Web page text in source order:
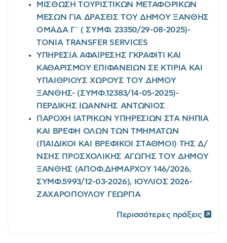
ΜΙΣΘΩΣΗ ΤΟΥΡΙΣΤΙΚΩΝ ΜΕΤΑΦΟΡΙΚΩΝ
ΜΕΣΩΝ ΓΙΑ ΔΡΑΣΕΙΣ ΤΟΥ ΔΗΜΟΥ ΞΑΝΘΗΣ
ΟΜΑΔΑ Γ΄ ( ΣΥΜΦ. 23350/29-08-2025)-
TONIA TRANSFER SERVICES
ΥΠΗΡΕΣΙΑ ΑΦΑΙΡΕΣΗΣ ΓΚΡΑΦΙΤΙ ΚΑΙ
ΚΑΘΑΡΙΣΜΟΥ ΕΠΙΦΑΝΕΙΩΝ ΣΕ ΚΤΙΡΙΑ ΚΑΙ
ΥΠΑΙΘΡΙΟΥΣ ΧΩΡΟΥΣ ΤΟΥ ΔΗΜΟΥ
ΞΑΝΘΗΣ- (ΣΥΜΦ.12383/14-05-2025)-
ΠΕΡΔΙΚΗΣ ΙΩΑΝΝΗΣ ΑΝΤΩΝΙΟΣ
ΠΑΡΟΧΗ ΙΑΤΡΙΚΩΝ ΥΠΗΡΕΣΙΩΝ ΣΤΑ ΝΗΠΙΑ
ΚΑΙ ΒΡΕΦΗ ΟΛΩΝ ΤΩΝ ΤΜΗΜΑΤΩΝ
(ΠΑΙΔΙΚΟΙ ΚΑΙ ΒΡΕΦΙΚΟΙ ΣΤΑΘΜΟΙ) ΤΗΣ Δ/
ΝΣΗΣ ΠΡΟΣΧΟΛΙΚΗΣ ΑΓΩΓΗΣ ΤΟΥ ΔΗΜΟΥ
ΞΑΝΘΗΣ (ΑΠΟΦ.ΔΗΜΑΡΧΟΥ 146/2026,
ΣΥΜΦ.5993/12-03-2026), ΙΟΥΛΙΟΣ 2026-
ΖΑΧΑΡΟΠΟΥΛΟΥ ΓΕΩΡΓΙΑ
Περισσότερες πράξεις